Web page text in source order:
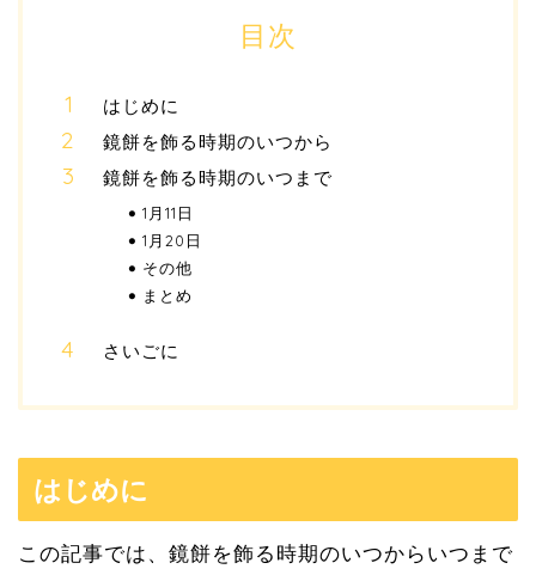
目次
はじめに
鏡餅を飾る時期のいつから
鏡餅を飾る時期のいつまで
1月11日
1月20日
その他
まとめ
さいごに
はじめに
この記事では、鏡餅を飾る時期のいつからいつまで